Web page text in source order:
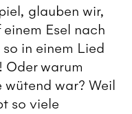
glauben wir,
Esel nach
in einem Lied
Oder warum
war? Weil
so viele